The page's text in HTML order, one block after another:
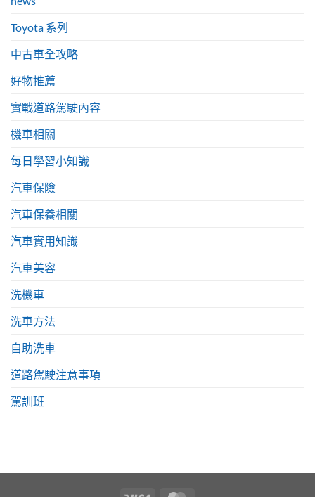
Toyota 系列
中古車全攻略
好物推薦
實戰道路駕駛內容
機車相關
每日學習小知識
汽車保險
汽車保養相關
汽車實用知識
汽車美容
洗機車
洗車方法
自助洗車
道路駕駛注意事項
駕訓班